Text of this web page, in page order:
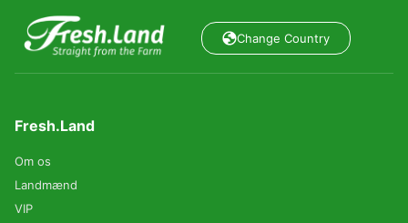
Change Country
Fresh.Land
Om os
Landmænd
VIP